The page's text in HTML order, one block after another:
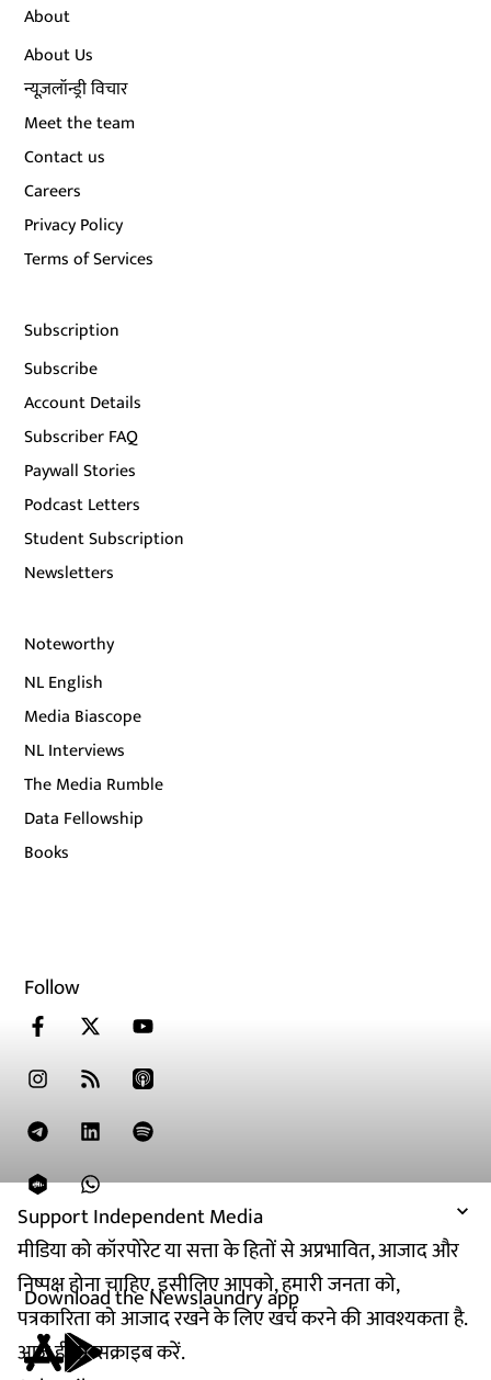
Support Independent Media
मीडिया को कॉरपोरेट या सत्ता के हितों से अप्रभावित, आजाद और
निष्पक्ष होना चाहिए. इसीलिए आपको, हमारी जनता को,
पत्रकारिता को आजाद रखने के लिए खर्च करने की आवश्यकता है.
आज ही सब्सक्राइब करें.
About
About Us
न्यूज़लॉन्ड्री विचार
Meet the team
Contact us
Careers
Privacy Policy
Terms of Services
Subscription
Subscribe
Account Details
Subscriber FAQ
Paywall Stories
Podcast Letters
Student Subscription
Newsletters
Noteworthy
NL English
Media Biascope
NL Interviews
The Media Rumble
Data Fellowship
Books
Follow
Download the Newslaundry app